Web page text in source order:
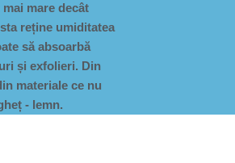
mare decât
reține umiditatea
să absoarbă
și exfolieri. Din
materiale ce nu
- lemn.